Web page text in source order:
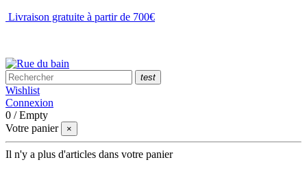
Livraison gratuite à partir de 700€
test
Wishlist
Connexion
0 /Empty
Votre panier
×
Il n'y a plus d'articles dans votre panier